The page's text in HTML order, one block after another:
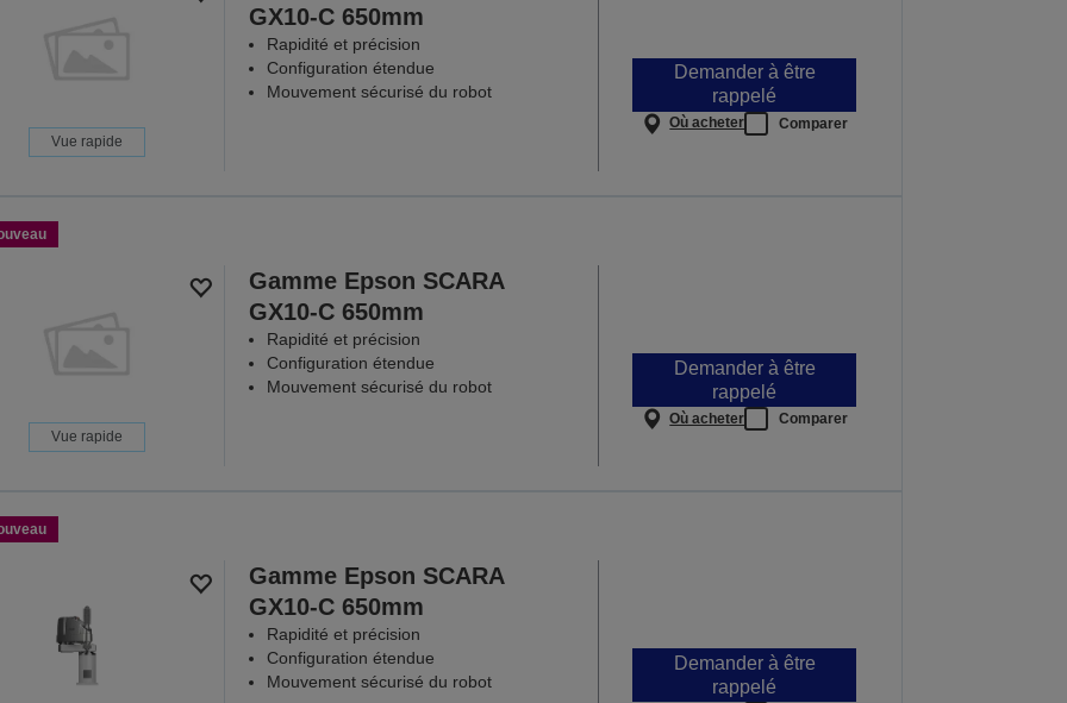
Vue rapide
GX10-C 650mm
Rapidité et précision
Configuration étendue
Mouvement sécurisé du robot
Demander à être
rappelé
Où acheter Comparer
Vue rapide
Gamme Epson SCARA
GX10-C 650mm
Rapidité et précision
Configuration étendue
Mouvement sécurisé du robot
Demander à être
rappelé
Où acheter Comparer
Gamme Epson SCARA
GX10-C 650mm
Rapidité et précision
Configuration étendue
Mouvement sécurisé du robot
Demander à être
rappelé